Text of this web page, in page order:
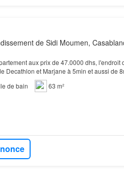
de Sidi Moumen,
aux prix de 47.0000 dhs, l'endroit
Decathlon et Marjane à 5min et aussi de
résidence Riad Oulmes, l'étag…
de bain
63 m²